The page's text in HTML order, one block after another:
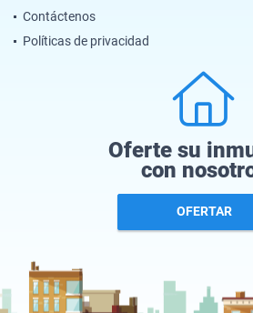
Contáctenos
Políticas de privacidad
Oferte su
con
OFERTAR